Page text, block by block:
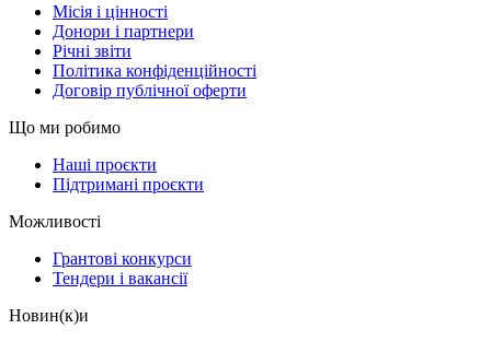
Місія і цінності
Донори і партнери
Річні звіти
Політика конфіденційності
Договір публічної оферти
Що ми робимо
Наші проєкти
Підтримані проєкти
Можливості
Грантові конкурси
Тендери і вакансії
Новин(к)и